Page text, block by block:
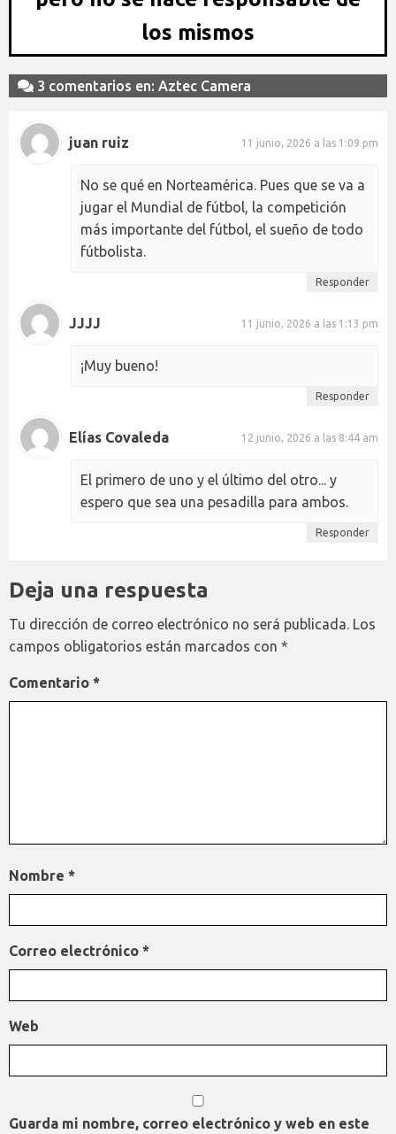
los mismos
3 comentarios en: Aztec Camera
juan ruiz 11 junio, 2026 a las 1:09 pm
No se qué en Norteamérica. Pues que se va a
jugar el Mundial de fútbol, la competición
más importante del fútbol, el sueño de todo
fútbolista.
Responder
JJJJ 11 junio, 2026 a las 1:13 pm
¡Muy bueno!
Responder
Elías Covaleda 12 junio, 2026 a las 8:44 am
El primero de uno y el último del otro... y
espero que sea una pesadilla para ambos.
Responder
Deja una respuesta
Tu dirección de correo electrónico no será publicada. Los
campos obligatorios están marcados con *
Comentario *
Nombre *
Correo electrónico *
Web
Guarda mi nombre, correo electrónico y web en este